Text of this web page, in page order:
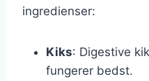
ingredienser:
Kiks: Digestive
fungerer bedst.